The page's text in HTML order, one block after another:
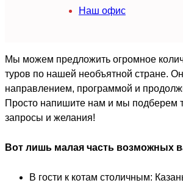
Наш офис
Мы можем предложить огромное
туров по нашей необъятной стране.
направлением, программой и
Просто напишите нам и мы подберем
запросы и желания!
Вот лишь малая часть возможных
В гости к котам столичным: